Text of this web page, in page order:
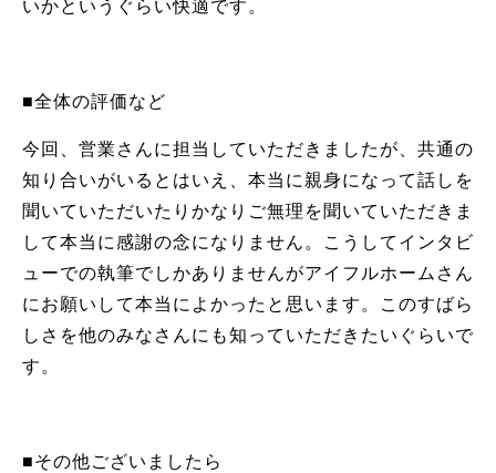
いかというぐらい快適です。
■全体の評価など
今回、営業さんに担当していただきましたが、共通の
知り合いがいるとはいえ、本当に親身になって話しを
聞いていただいたりかなりご無理を聞いていただきま
して本当に感謝の念になりません。こうしてインタビ
ューでの執筆でしかありませんがアイフルホームさん
にお願いして本当によかったと思います。このすばら
しさを他のみなさんにも知っていただきたいぐらいで
す。
■その他ございましたら